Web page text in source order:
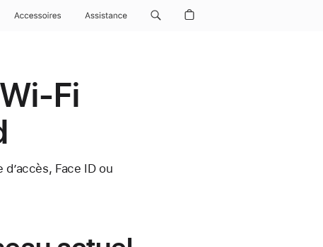
Accessoires Assistance
Fi
Face ID ou